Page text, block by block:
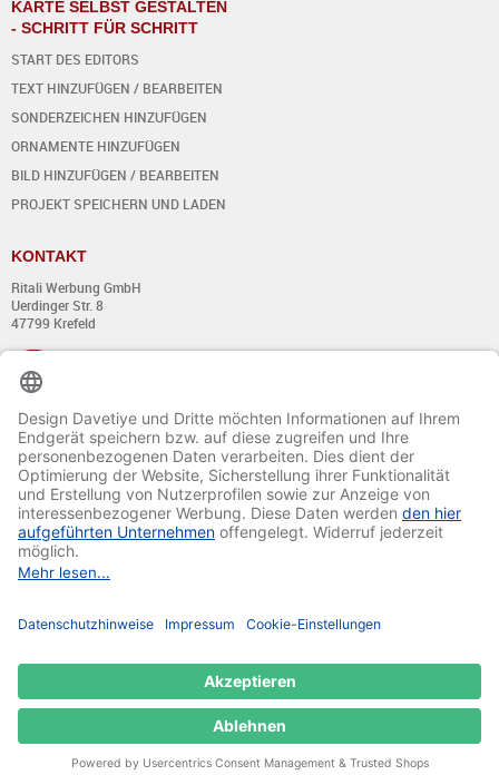
KARTE SELBST GESTALTEN
- SCHRITT FÜR SCHRITT
START DES EDITORS
TEXT HINZUFÜGEN / BEARBEITEN
SONDERZEICHEN HINZUFÜGEN
ORNAMENTE HINZUFÜGEN
BILD HINZUFÜGEN / BEARBEITEN
PROJEKT SPEICHERN UND LADEN
KONTAKT
Ritali Werbung GmbH
Uerdinger Str. 8
47799 Krefeld
+49 (0) 21 51 - 7 633 633
Montag bis Donnerstag:
von 8:00 - 13:00
und von 14:00 - 17:00 Uhr
Freitag:
von 8:00 - 13:00
und von 14:00 - 15:30 Uhr
E-Mail: info@davetiye.de
© 2020-2025 Ritali Werbung GmbH. All Rights Reserved.